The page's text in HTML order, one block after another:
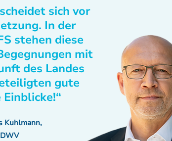
sich vor
In der
stehen diese
mit
des Landes
gute
Kuhlmann,